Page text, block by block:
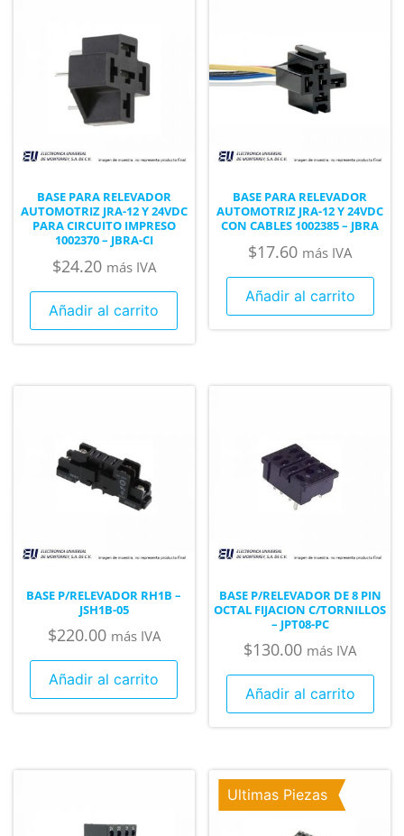
BASE PARA RELEVADOR
AUTOMOTRIZ JRA-12 Y 24VDC
PARA CIRCUITO IMPRESO
1002370 – JBRA-CI
$24.20 más IVA
Añadir al carrito
BASE PARA RELEVADOR
AUTOMOTRIZ JRA-12 Y 24VDC
CON CABLES 1002385 – JBRA
$17.60 más IVA
Añadir al carrito
BASE P/RELEVADOR RH1B –
JSH1B-05
$220.00 más IVA
Añadir al carrito
BASE P/RELEVADOR DE 8 PIN
OCTAL FIJACION C/TORNILLOS
– JPT08-PC
$130.00 más IVA
Añadir al carrito
Ultimas Piezas